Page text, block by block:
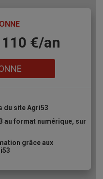
€/an
du site Agri53
au format numérique, sur
grâce aux